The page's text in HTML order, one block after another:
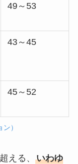
49～53
43～45
45～52
）
える、 いわゆ